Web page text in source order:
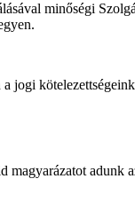
minőségi
adunk